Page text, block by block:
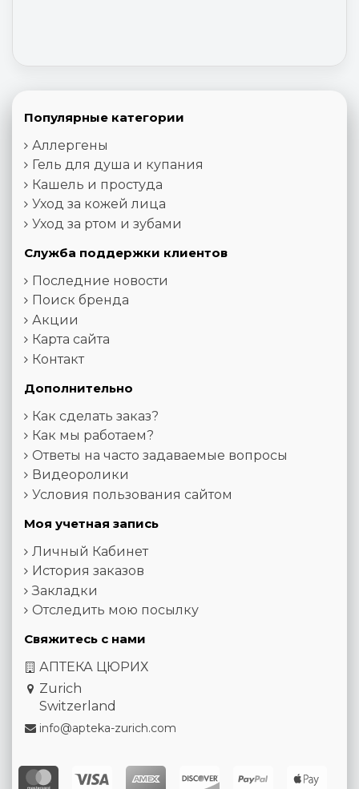
Популярные категории
Аллергены
Гель для душа и купания
Кашель и простуда
Уход за кожей лица
Уход за ртом и зубами
Служба поддержки клиентов
Последние новости
Поиск бренда
Акции
Карта сайта
Контакт
Дополнительно
Как сделать заказ?
Как мы работаем?
Ответы на часто задаваемые вопросы
Видеоролики
Условия пользования сайтом
Моя учетная запись
Личный Кабинет
История заказов
Закладки
Отследить мою посылку
Свяжитесь с нами
АПТЕКА ЦЮРИХ
Zurich
Switzerland
info@apteka-zurich.com